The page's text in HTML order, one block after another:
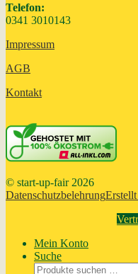
Telefon:
0341 3010143
Impressum
AGB
Kontakt
© start-up-fair 2026
Datenschutzbelehrung
Mein Konto
Suche
Suchen